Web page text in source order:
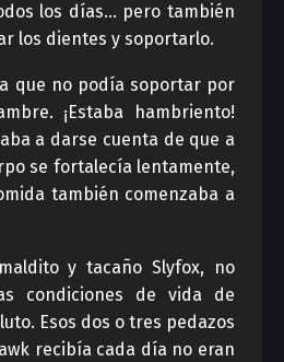
los días… pero también
los dientes y soportarlo.
que no podía soportar por
¡Estaba hambriento!
a darse cuenta de que a
se fortalecía lentamente,
también comenzaba a
y tacaño Slyfox, no
condiciones de vida de
Esos dos o tres pedazos
recibía cada día no eran